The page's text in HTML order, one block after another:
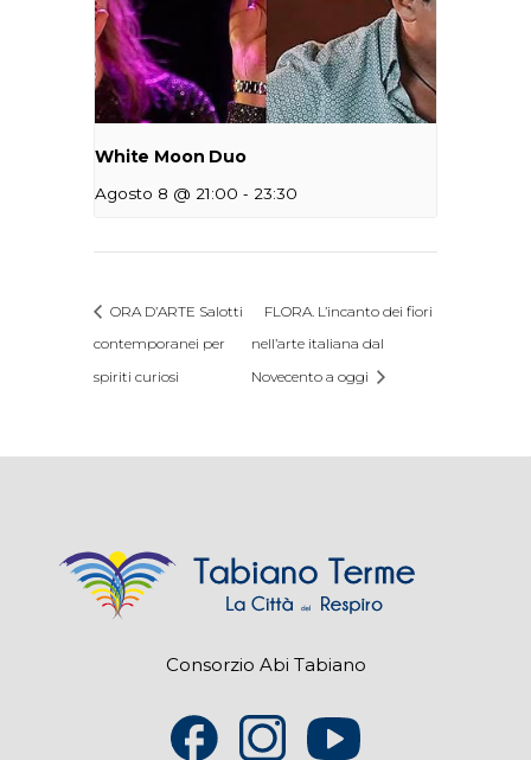
White Moon Duo
Agosto 8 @ 21:00 - 23:30
ORA D’ARTE Salotti
contemporanei per
spiriti curiosi
FLORA. L’incanto dei fiori
nell’arte italiana dal
Novecento a oggi
Consorzio Abi Tabiano